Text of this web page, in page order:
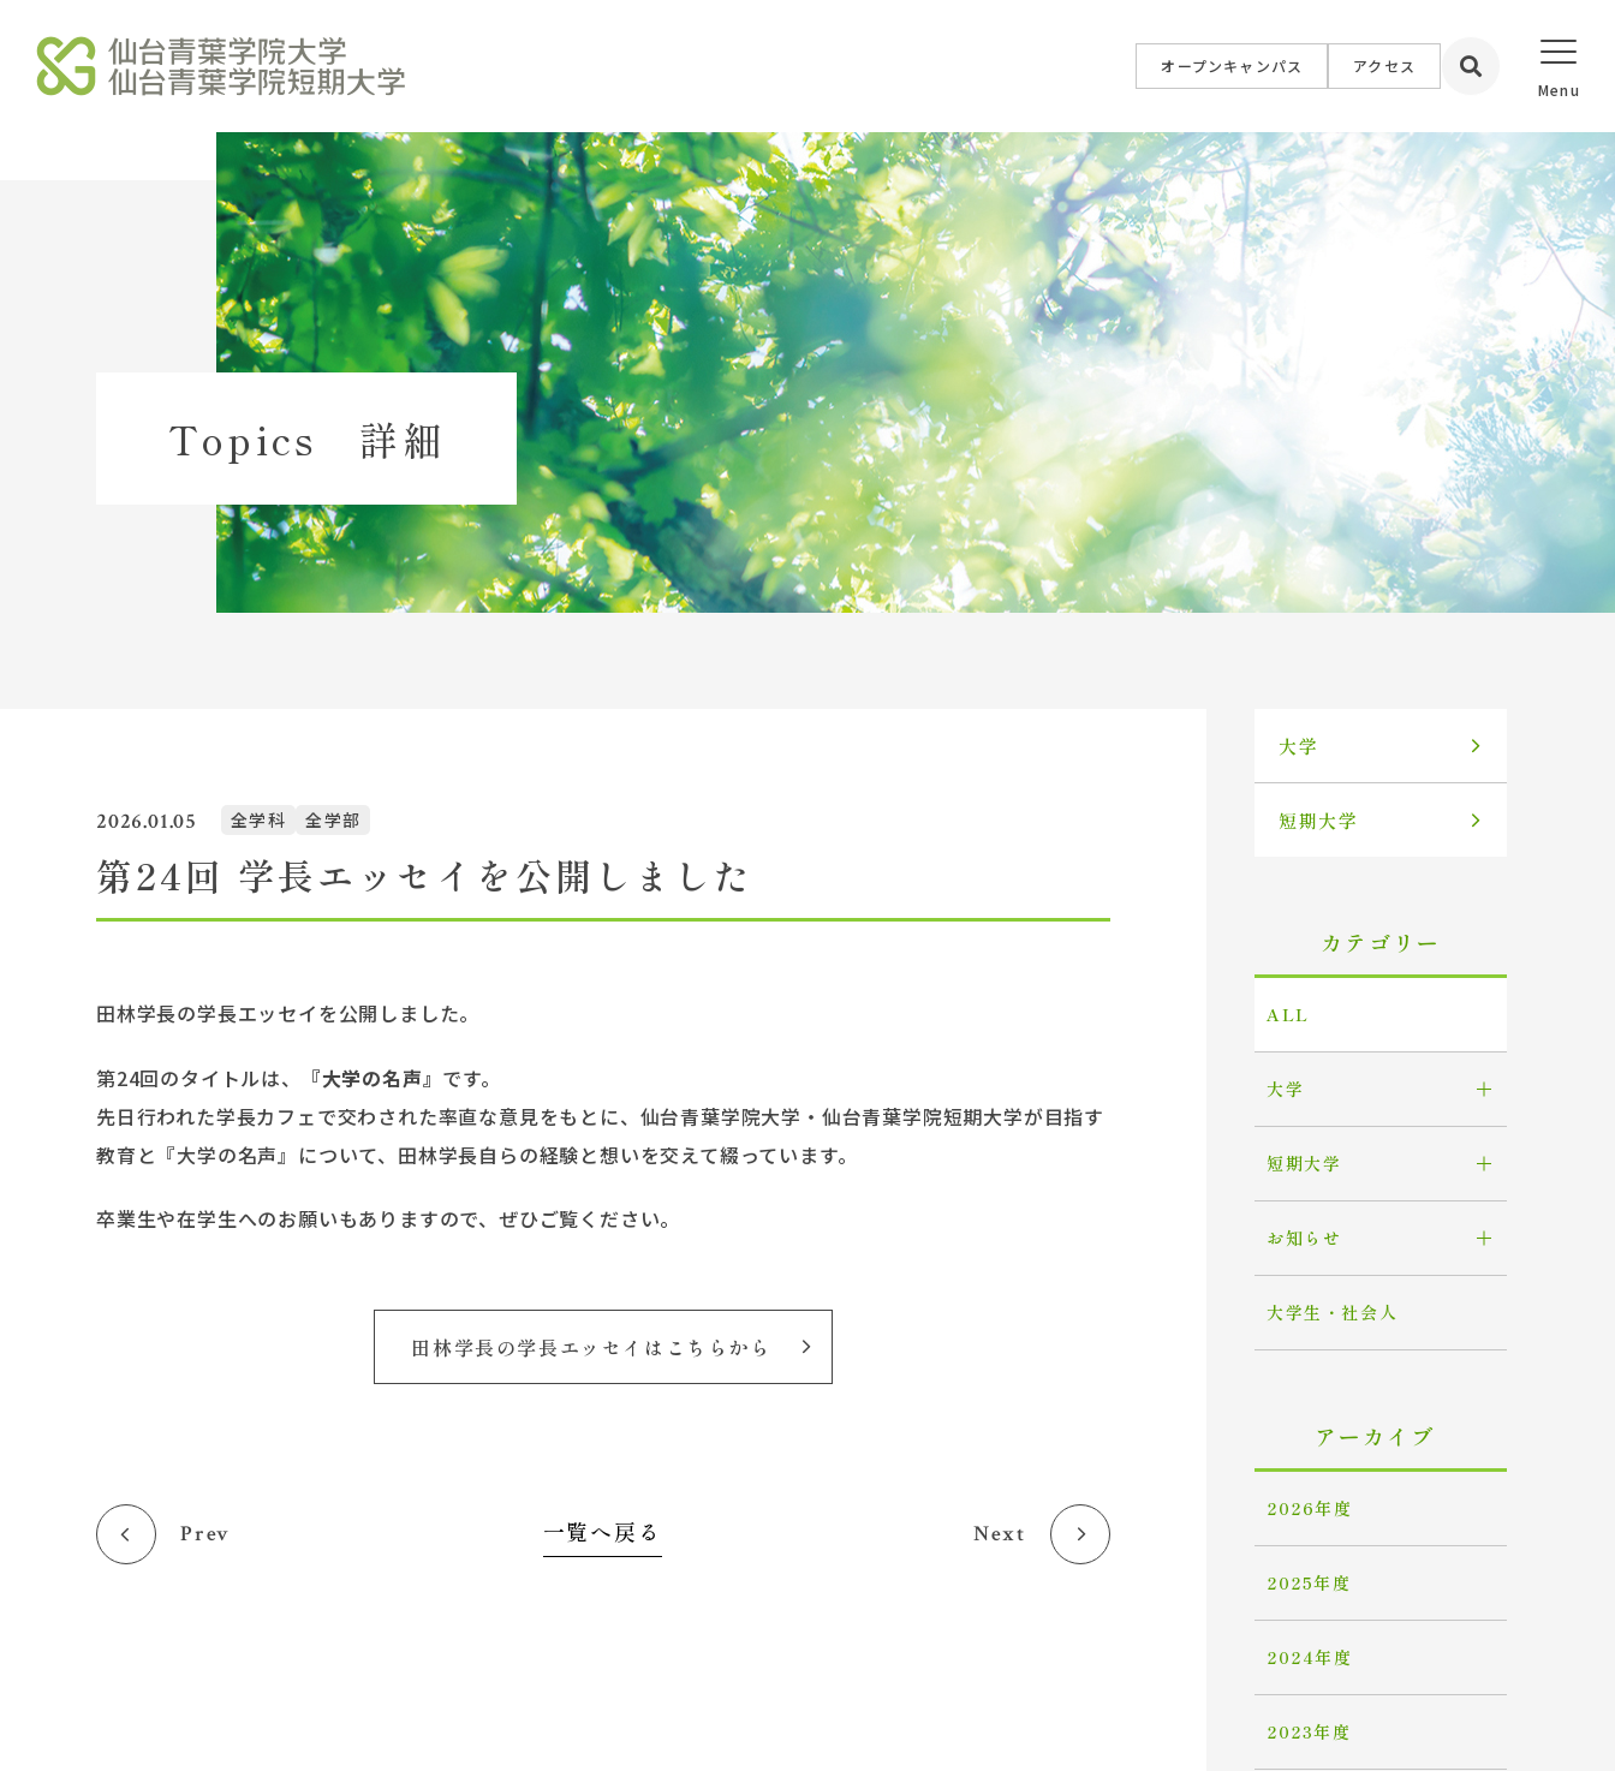
オープンキャンパス アクセス
オープンキャンパス アクセス
学校法人北杜学園
北杜学園 総合サイト
北杜学園 総合案内
北杜学園 事業・財務報告
北杜学園 諸規程
北杜学園 役員等名簿
Topics
大学概要
大学概要
学長挨拶
学長エッセイ
情報公開
社会連携・公開講座
宮城県 高大連携事業
アクセス
北杜学園設置校
仙台青葉学院大学
仙台青葉学院短期大学
仙台医療福祉専門学校
仙台大原簿記情報公務員専門学校
仙台工科専門学校
仙台デザイン専門学校
Topics 詳細
2026.01.05 全学科 全学部
第24回 学長エッセイを公開しました
田林学長の学長エッセイを公開しました。
第24回のタイトルは、 『大学の名声』 です。
先日行われた学長カフェで交わされた率直な意見をもとに、仙台青葉学院大学・仙台青葉学院短期大学が目指す
教育と『大学の名声』について、田林学長自らの経験と想いを交えて綴っています。
卒業生や在学生へのお願いもありますので、ぜひご覧ください。
田林学長の学長エッセイはこちらから
Prev 一覧へ戻る Next
大学
短期大学
カテゴリー
ALL
大学
短期大学
お知らせ
大学生・社会人
アーカイブ
2026年度
2025年度
2024年度
2023年度